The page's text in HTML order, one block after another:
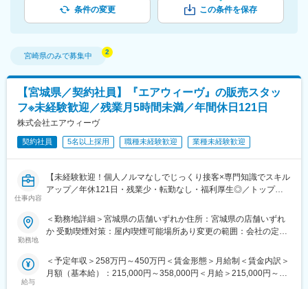
条件の変更 この条件を保存
宮崎県のみで募集中
【宮城県／契約社員】『エアウィーヴ』の販売スタッ
フ※未経験歓迎／残業月5時間未満／年間休日121日
株式会社エアウィーヴ
契約社員 5名以上採用 職種未経験歓迎 業種未経験歓迎
仕事内容
【未経験歓迎！個人ノルマなしでじっくり接客×専門知識でスキル
アップ／年休121日・残業少・転勤なし・福利厚生◎／トップア
■業務内容
「眠りの質を高める」カウンセリング型接客です。ライフスタイ
ルや体の悩みに合った寝具選びをサポートします。
勤務地
＜勤務地詳細＞宮城県の店舗いずれか住所：宮城県の店舗いずれ
か 受動喫煙対策：屋内喫煙可能場所あり変更の範囲：会社の定め
給与
＜予定年収＞258万円～450万円＜賃金形態＞月給制＜賃金内訳＞
月額（基本給）：215,000円～358,000円＜月給＞215,000円～